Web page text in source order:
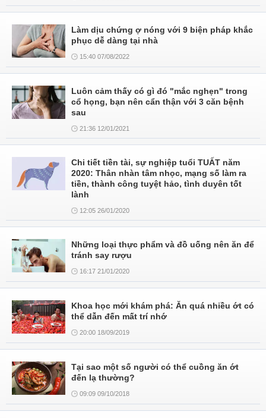
Làm dịu chứng ợ nóng với 9 biện pháp khắc
phục dễ dàng tại nhà
15:40 07/08/2022
Luôn cảm thấy có gì đó "mắc nghẹn" trong
cổ họng, bạn nên cẩn thận với 3 căn bệnh
sau
21:36 12/01/2021
Chi tiết tiền tài, sự nghiệp tuổi TUẤT năm
2020: Thân nhàn tâm nhọc, mạng số làm ra
tiền, thành công tuyệt hảo, tình duyên tốt
lành
12:05 26/01/2020
Những loại thực phẩm và đồ uống nên ăn để
tránh say rượu
16:17 21/01/2020
Khoa học mới khám phá: Ăn quá nhiều ớt có
thể dẫn đến mất trí nhớ
20:00 18/09/2019
Tại sao một số người có thể cuồng ăn ớt
đến lạ thường?
09:09 09/10/2018